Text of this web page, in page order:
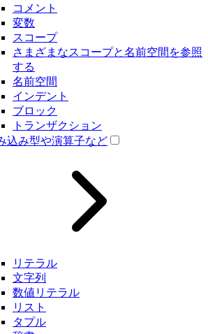
コメント
変数
スコープ
さまざまなスコープと名前空間を参照
する
名前空間
インデント
ブロック
トランザクション
込み型や演算子など
リテラル
文字列
数値リテラル
リスト
タプル